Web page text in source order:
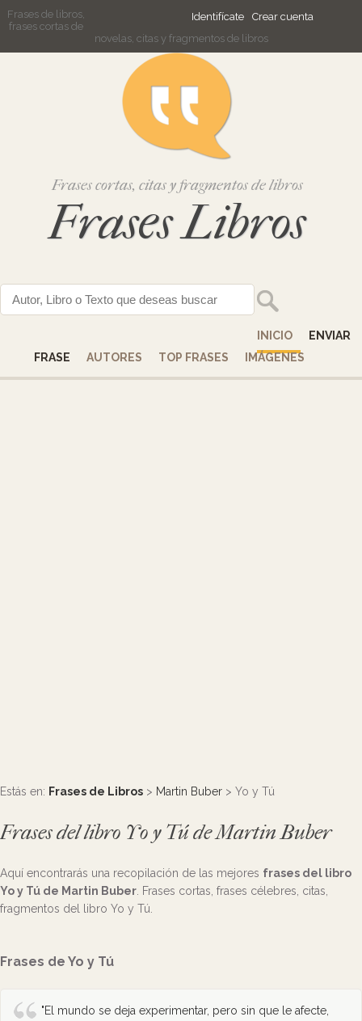
Identifícate Crear cuenta
Frases de libros,
frases cortas de
novelas, citas y fragmentos de libros
Frases cortas, citas y fragmentos de libros
Frases Libros
INICIO
ENVIAR
FRASE
AUTORES TOP FRASES IMÁGENES
Estás en: Frases de Libros > Martin Buber > Yo y Tú
Frases del libro Yo y Tú de Martin Buber
Aquí encontrarás una recopilación de las mejores frases del libro
Yo y Tú de Martin Buber . Frases cortas, frases célebres, citas,
fragmentos del libro Yo y Tú.
Frases de Yo y Tú
"El mundo se deja experimentar, pero sin que le afecte,